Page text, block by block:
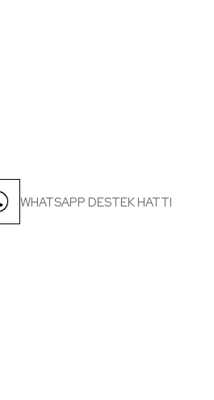
WHATSAPP DESTEK HATTI